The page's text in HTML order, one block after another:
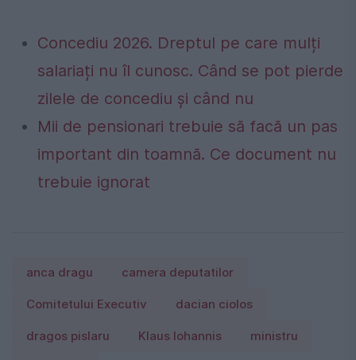
Concediu 2026. Dreptul pe care mulți
salariați nu îl cunosc. Când se pot pierde
zilele de concediu și când nu
Mii de pensionari trebuie să facă un pas
important din toamnă. Ce document nu
trebuie ignorat
anca dragu camera deputatilor
Comitetului Executiv dacian ciolos
dragos pislaru Klaus Iohannis ministru